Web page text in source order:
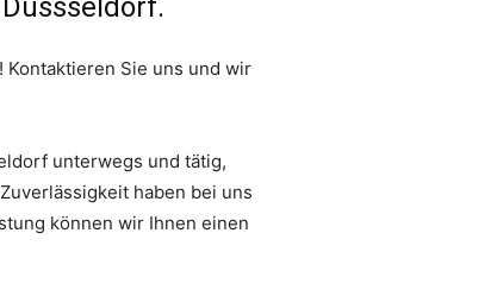
Sie uns und wir
unterwegs und tätig,
haben bei uns
können wir Ihnen einen